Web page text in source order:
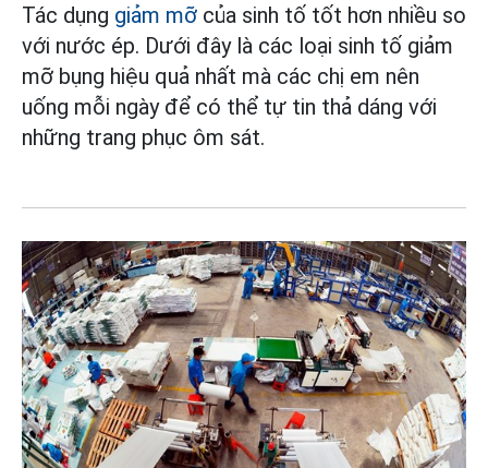
Tác dụng giảm mỡ của sinh tố tốt hơn nhiều so
với nước ép. Dưới đây là các loại sinh tố giảm
mỡ bụng hiệu quả nhất mà các chị em nên
uống mỗi ngày để có thể tự tin thả dáng với
những trang phục ôm sát.